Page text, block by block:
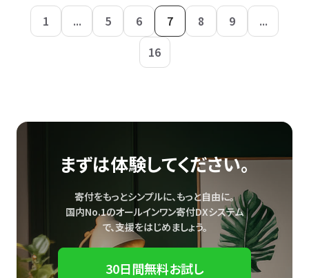
1 ... 5 6 7 8 9
...
16
まずは体験してください。
寄付をもっとシンプルに、もっと自由に。
国内No.1のオールインワン寄付DXシステム
で、支援をはじめましょう。
30日間無料お試し